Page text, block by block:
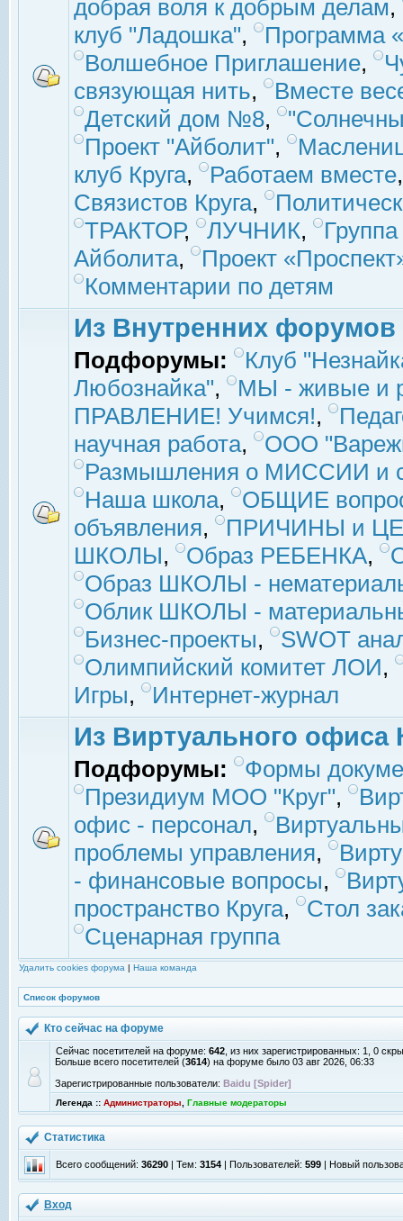
добрая воля к добрым делам,
клуб "Ладошка",
Программа
Волшебное Приглашение,
связующая нить,
Вместе
Детский дом №8,
Проект "Айболит",
клуб Круга, Работаем вместе
Связистов Круга,
ТРАКТОР, ЛУЧНИК,
Айболита,
Проект
Комментарии по детям
Из Внутренних форумов
Подфорумы:
Клуб
Любознайка",
МЫ - живые и
ПРАВЛЕНИЕ! Учимся!,
научная работа,
ООО
Размышления о МИССИИ и
Наша школа,
ОБЩИЕ
объявления,
ПРИЧИНЫ и
ШКОЛЫ, Образ РЕБЕНКА,
Образ ШКОЛЫ -
Облик ШКОЛЫ -
Бизнес-проекты,
SWOT
Олимпийский комитет ЛОИ,
Игры, Интернет-журнал
Из Виртуального офиса
Подфорумы:
Формы
Президиум МОО "Круг",
офис - персонал,
проблемы управления,
- финансовые вопросы,
пространство Круга,
Стол
Сценарная группа
Удалить cookies форума | Наша команда
Список форумов
Кто сейчас на форуме
Сейчас посетителей на форуме: 642 , из них зарегистрированных: 1, 0
Больше всего посетителей (3614) на форуме было 03 авг 2026, 06:33
Зарегистрированные пользователи: Baidu [Spider]
Легенда :: Администраторы Главные модераторы
Статистика
Всего сообщений: 36290 | Тем: 3154 | Пользователей: 599 | Новый
Вход